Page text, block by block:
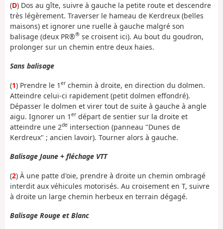
(D) Dos au gîte, suivre à gauche la petite route et descendre
très légèrement. Traverser le hameau de Kerdreux (belles
maisons) et ignorer une ruelle à gauche malgré son
balisage (deux PR®® se croisent ici). Au bout du goudron,
prolonger sur un chemin entre deux haies.
Sans balisage
(1) Prendre le 1 er chemin à droite, en direction du dolmen.
Atteindre celui-ci rapidement (petit dolmen effondré).
Dépasser le dolmen et virer tout de suite à gauche à angle
aigu. Ignorer un 1 er départ de sentier sur la droite et
atteindre une 2de intersection (panneau "Dunes de
Kerdreux" ; ancien lavoir). Tourner alors à gauche.
Balisage Jaune + fléchage VTT
(2) À une patte d'oie, prendre à droite un chemin ombragé
interdit aux véhicules motorisés. Au croisement en T, suivre
à droite un large chemin herbeux en terrain dégagé.
Balisage Rouge et Blanc